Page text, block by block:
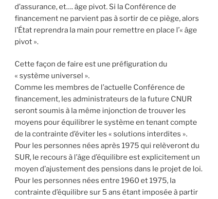
d’assurance, et…. âge pivot. Si la Conférence de
financement ne parvient pas à sortir de ce piège, alors
l’État reprendra la main pour remettre en place l’« âge
pivot ».
Cette façon de faire est une préfiguration du
« système universel ».
Comme les membres de l’actuelle Conférence de
financement, les administrateurs de la future CNUR
seront soumis à la même injonction de trouver les
moyens pour équilibrer le système en tenant compte
de la contrainte d’éviter les « solutions interdites ».
Pour les personnes nées après 1975 qui relèveront du
SUR, le recours à l’âge d’équilibre est explicitement un
moyen d’ajustement des pensions dans le projet de loi.
Pour les personnes nées entre 1960 et 1975, la
contrainte d’équilibre sur 5 ans étant imposée à partir